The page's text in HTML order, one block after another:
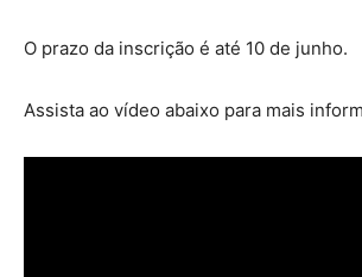
O prazo da inscrição é até 10 de junho.
Assista ao vídeo abaixo para mais